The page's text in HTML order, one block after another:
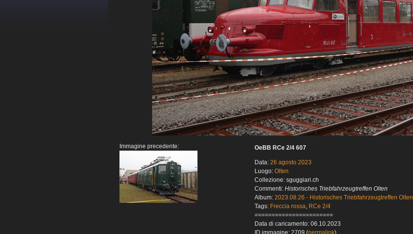
Immagine precedente: OeBB RCe 2/4 607
Data: 26 agosto 2023
Luogo: Olten
Collezione: sguggiari.ch
Commenti: Historisches Triebfahrzeugtreffen Olten
Album: 2023.08.26 - Historisches Triebfahrzeugtreffen Olten
Tags: Freccia rossa, RCe 2/4
=======================
Data di caricamento: 06.10.2023